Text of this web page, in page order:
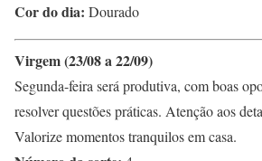
Cor do dia: Dourado
Virgem (23/08 a 22/09)
Segunda-feira será produtiva, com boas
resolver questões práticas. Atenção aos
Valorize momentos tranquilos em casa.